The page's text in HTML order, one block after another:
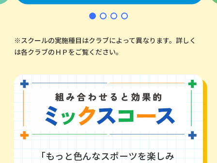
※スクールの実施種目はクラブによって異なります。詳しく
は各クラブのＨＰをご覧ください。
「もっと色んなスポーツを楽しみ